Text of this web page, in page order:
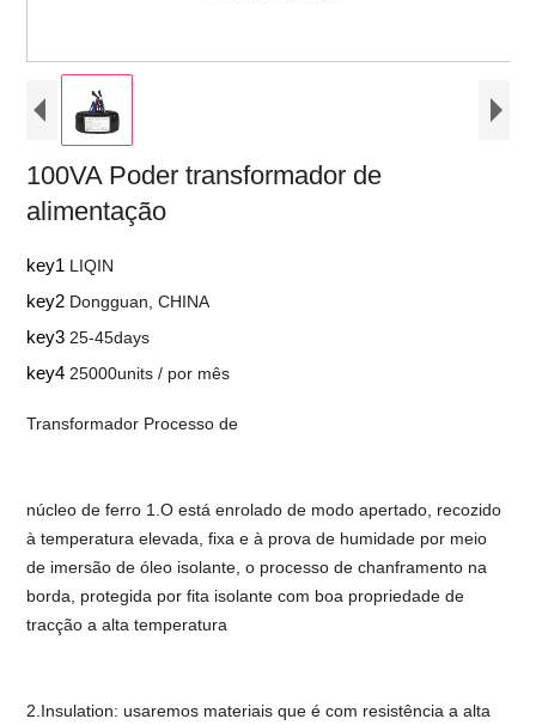
100VA Poder transformador de
alimentação
key1 LIQIN
key2 Dongguan, CHINA
key3 25-45days
key4 25000units / por mês
Transformador Processo de
núcleo de ferro 1.O está enrolado de modo apertado, recozido
à temperatura elevada, fixa e à prova de humidade por meio
de imersão de óleo isolante, o processo de chanframento na
borda, protegida por fita isolante com boa propriedade de
tracção a alta temperatura
2.Insulation: usaremos materiais que é com resistência a alta